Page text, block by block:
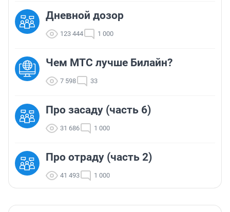
Дневной дозор
123 444 1 000
Чем МТС лучше Билайн?
7 598 33
Про засаду (часть 6)
31 686 1 000
Про отраду (часть 2)
41 493 1 000